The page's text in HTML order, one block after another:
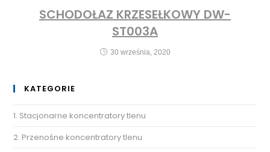
SCHODOŁAZ KRZESEŁKOWY DW-
ST003A
30 września, 2020
KATEGORIE
1. Stacjonarne koncentratory tlenu
2. Przenośne koncentratory tlenu